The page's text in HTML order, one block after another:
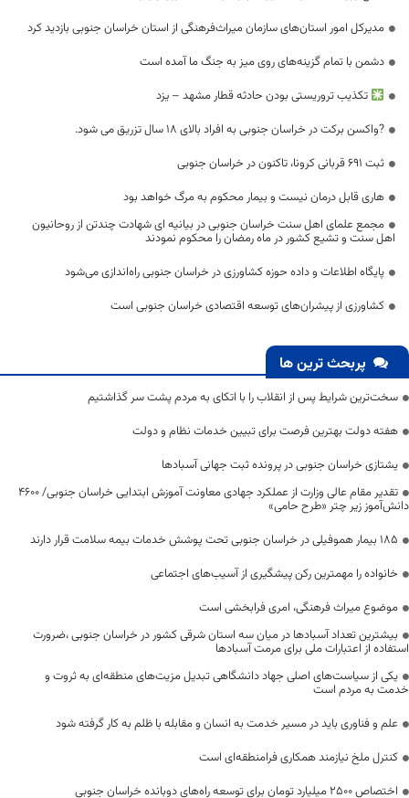
مدیر‌کل امور استان‌های سازمان میراث‌فرهنگی از استان خراسان جنوبی بازدید کرد
دشمن با تمام گزینه‌های روی میز به جنگ ما آمده است
تکذیب تروریستی بودن حادثه قطار مشهد – یزد
?واکسن برکت در خراسان جنوبی به افراد بالای ۱۸ سال تزریق می شود.
ثبت ۶۹۱ قربانی کرونا، تاکنون در خراسان جنوبی
هاری قابل درمان نیست و بیمار محکوم به مرگ خواهد بود
مجمع علمای اهل سنت خراسان جنوبی در بیانیه ای شهادت چندتن از روحانیون
اهل سنت و تشیع کشور در ماه رمضان را محکوم نمودند
پایگاه اطلاعات و داده حوزه کشاورزی در خراسان جنوبی راه‌اندازی می‌شود
کشاورزی از پیشران‌های توسعه اقتصادی خراسان جنوبی است
پربحث ترین ها
سخت‌ترین شرایط پس از انقلاب را با اتکای به مردم پشت سر گذاشتیم
هفته دولت بهترین فرصت برای تبیین خدمات نظام و دولت
یشتازی خراسان جنوبی در پرونده ثبت جهانی آسبادها
تقدیر مقام عالی وزارت از عملکرد جهادی معاونت آموزش ابتدایی خراسان جنوبی/ ۴۶۰۰
دانش‌آموز زیر چتر «طرح حامی»
۱۸۵ بیمار هموفیلی در خراسان جنوبی تحت پوشش خدمات بیمه سلامت قرار دارند
خانواده را مهمترین رکن پیشگیری از آسیب‌های اجتماعی
موضوع میراث فرهنگی، امری فرابخشی است
بیشترین تعداد آسبادها در میان سه استان شرقی کشور در خراسان جنوبی ،ضرورت
استفاده از اعتبارات ملی برای مرمت آسبادها
یکی از سیاست‌های اصلی جهاد دانشگاهی تبدیل مزیت‌های منطقه‌ای به ثروت و
خدمت به مردم است
علم و فناوری باید در مسیر خدمت به انسان و مقابله با ظلم به کار گرفته شود
کنترل ملخ نیازمند همکاری فرامنطقه‌ای است
اختصاص 2500 میلیارد تومان برای توسعه راه‌های دوبانده خراسان جنوبی